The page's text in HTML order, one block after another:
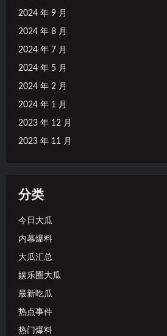
2024 年 9 月
2024 年 8 月
2024 年 7 月
2024 年 5 月
2024 年 2 月
2024 年 1 月
2023 年 12 月
2023 年 11 月
分类
今日大瓜
内幕爆料
大瓜汇总
娱乐圈大瓜
最新吃瓜
热点事件
热门爆料